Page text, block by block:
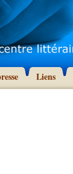
Liens